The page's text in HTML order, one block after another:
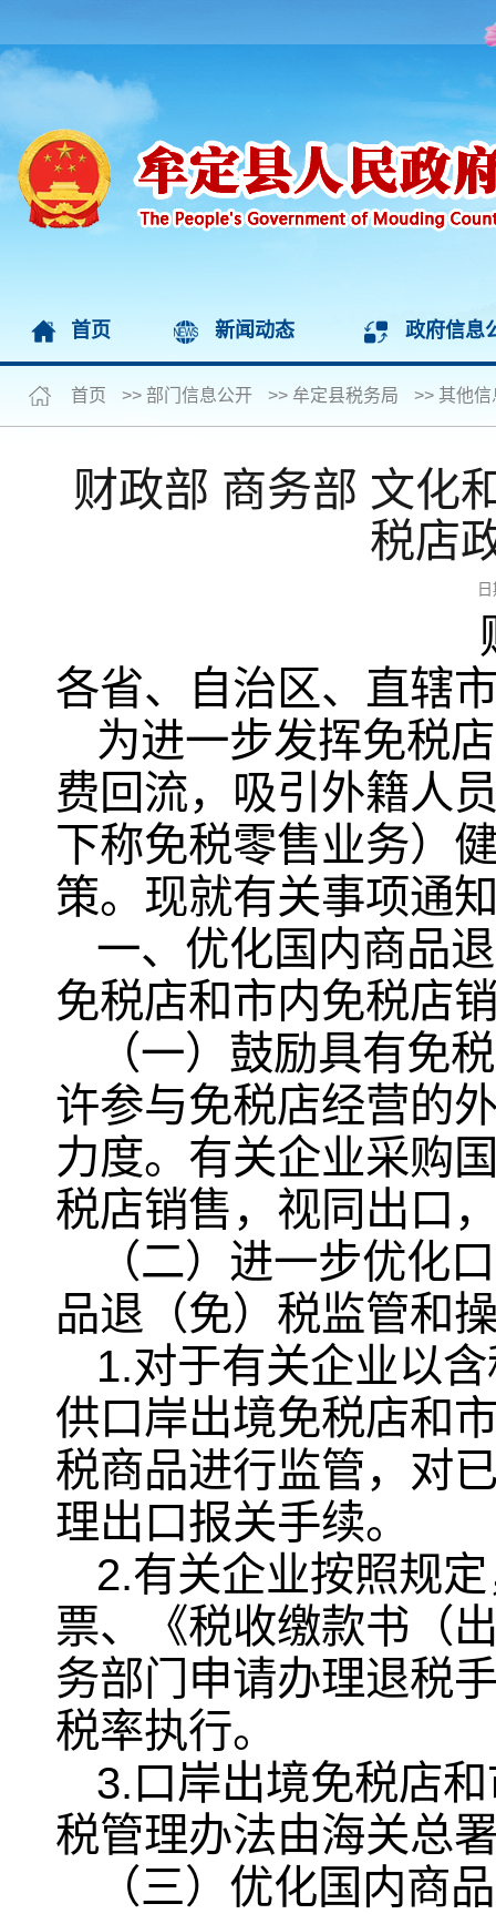
首页 新闻动态 政府信息
首页 >> 部门信息公开 >> 牟定县税务局 >> 其他信
财政部 商务部 文化
税店
各省、自治区、直辖
为进一步发挥免税
费回流，吸引外籍人
下称免税零售业务）
策。现就有关事项通
一、优化国内商品
免税店和市内免税店
（一）鼓励具有免
许参与免税店经营的
力度。有关企业采购
税店销售，视同出口
（二）进一步优化
品退（免）税监管和
1.对于有关企业以
供口岸出境免税店和
税商品进行监管，对
理出口报关手续。
2.有关企业按照规
票、《税收缴款书（
务部门申请办理退税
税率执行。
3.口岸出境免税店
税管理办法由海关总
（三）优化国内商